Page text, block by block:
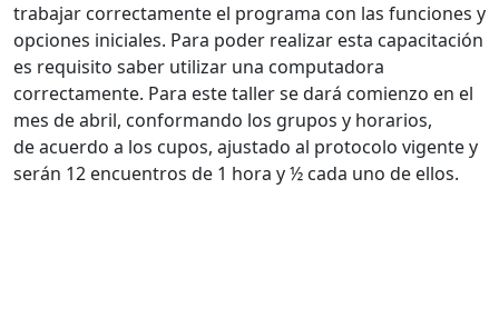
trabajar correctamente el programa con las funciones y
opciones iniciales. Para poder realizar esta capacitación
es requisito saber utilizar una computadora
correctamente. Para este taller se dará comienzo en el
mes de abril, conformando los grupos y horarios,
de acuerdo a los cupos, ajustado al protocolo vigente y
serán 12 encuentros de 1 hora y ½ cada uno de ellos.